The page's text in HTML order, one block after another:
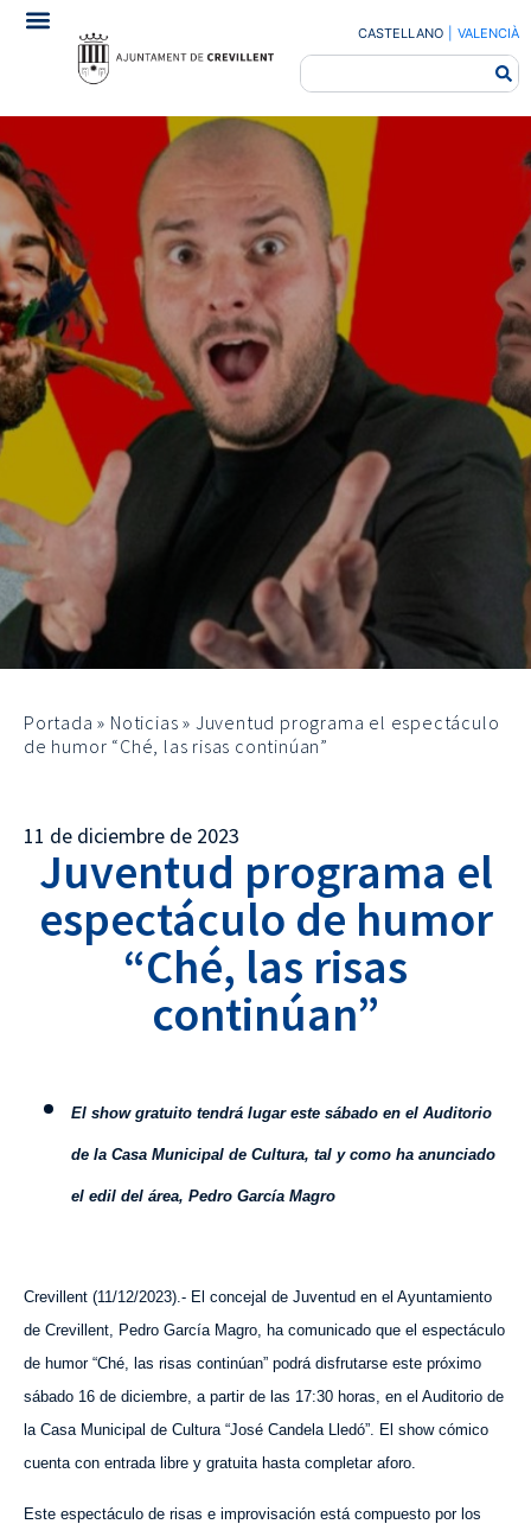
CASTELLANO VALENCIÀ
Portada » Noticias » Juventud programa el espectáculo
de humor “Ché, las risas continúan”
11 de diciembre de 2023
Juventud programa el
espectáculo de humor
“Ché, las risas
continúan”
El show gratuito tendrá lugar este sábado en el Auditorio
de la Casa Municipal de Cultura, tal y como ha anunciado
el edil del área, Pedro García Magro
Crevillent (11/12/2023).- El concejal de Juventud en el Ayuntamiento
de Crevillent, Pedro García Magro, ha comunicado que el espectáculo
de humor “Ché, las risas continúan” podrá disfrutarse este próximo
sábado 16 de diciembre, a partir de las 17:30 horas, en el Auditorio de
la Casa Municipal de Cultura “José Candela Lledó”. El show cómico
cuenta con entrada libre y gratuitahasta completar aforo.
Este espectáculo de risas e improvisación está compuesto por los